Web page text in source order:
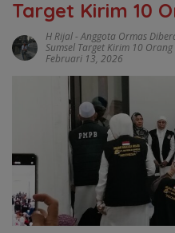
Target Kirim 10
H Rijal-Anggota Ormas
Sumsel Target Kirim 10
Februari 13, 2026